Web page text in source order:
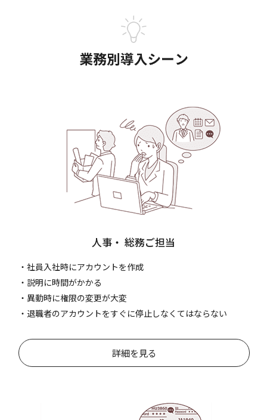
人事 ・ 総務ご担当
・社員入社時にアカウントを作成
・説明に時間がかかる
・異動時に権限の変更が大変
・退職者のアカウントをすぐに停止しなくてはならない
詳細を見る